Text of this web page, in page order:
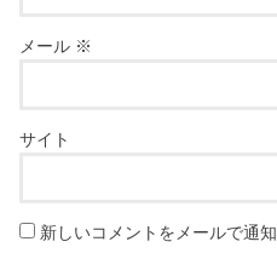
メール ※
サイト
新しいコメントをメールで通知